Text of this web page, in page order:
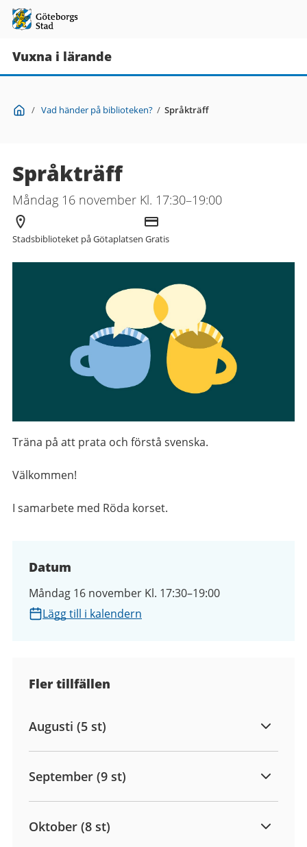
Vuxna i lärande
Du Start
/ Vad händer på biblioteken? / Språkträff
Språkträff
Måndag 16 november Kl. 17:30–19:00
Arrangör
Stadsbiblioteket på Götaplatsen
Kostnad
Gratis
Träna på att prata och förstå svenska.
Välkommen!
I samarbete med Röda korset.
Datum
Måndag 16 november Kl. 17:30–19:00
Lägg till i kalendern
Fler tillfällen
Augusti (5 st)
September (9 st)
Oktober (8 st)